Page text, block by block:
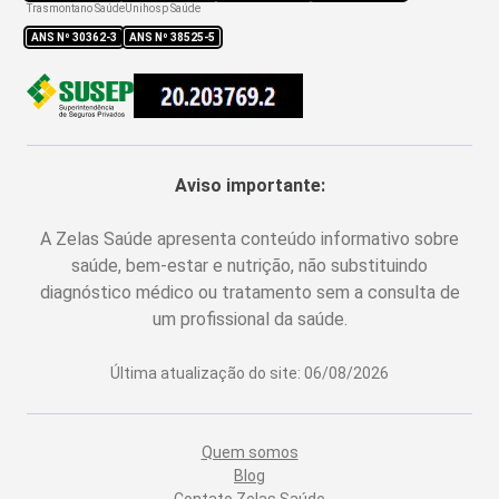
Trasmontano Saúde
ANS Nº 30362-3
Unihosp Saúde
ANS Nº 38525-5
Aviso importante:
A Zelas Saúde apresenta conteúdo informativo sobre
saúde, bem-estar e nutrição, não substituindo
diagnóstico médico ou tratamento sem a consulta de
um profissional da saúde.
Última atualização do site: 06/08/2026
Quem somos
Blog